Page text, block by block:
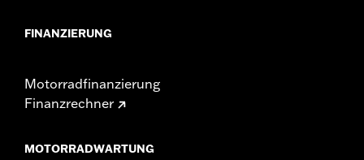
FINANZIERUNG
Motorradfinanzierung
Finanzrechner
MOTORRADWARTUNG